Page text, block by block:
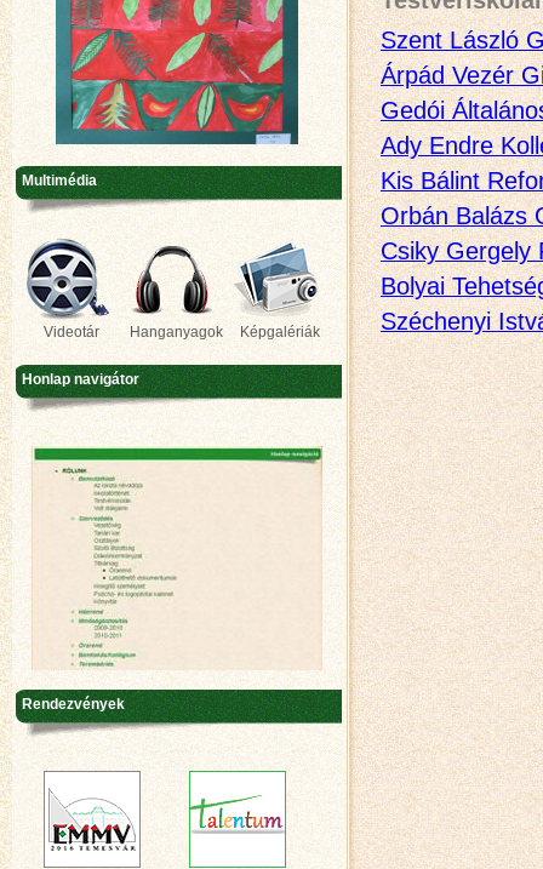
Szent László
Árpád Vezér
Gedói
Ady Endre
Kis Bálint
Orbán Balázs
Csiky Gergely
Bolyai
Széchenyi
Multimédia
Videotár Hanganyagok Képgalériák
Honlap navigátor
Rendezvények